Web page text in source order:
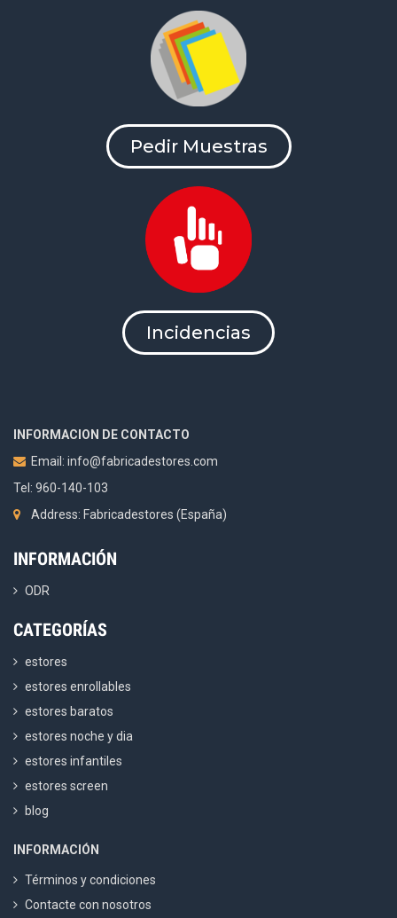
Pedir Muestras
Incidencias
INFORMACION DE CONTACTO
Email: info@fabricadestores.com
Tel: 960-140-103
Address: Fabricadestores (España)
INFORMACIÓN
ODR
CATEGORÍAS
estores
estores enrollables
estores baratos
estores noche y dia
estores infantiles
estores screen
blog
INFORMACIÓN
Términos y condiciones
Contacte con nosotros